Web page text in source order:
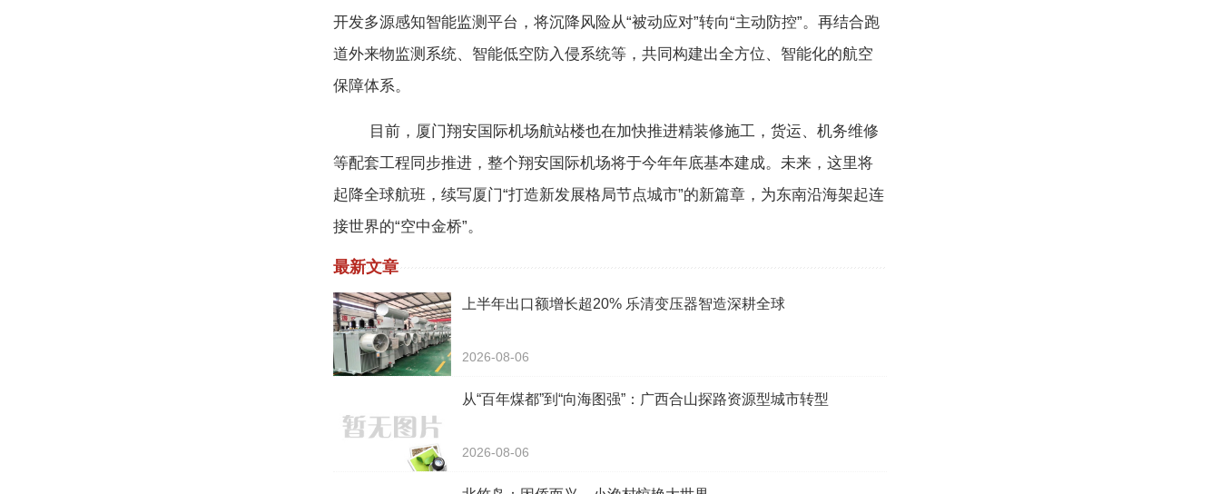
开发多源感知智能监测平台，将沉降风险从“被动应对”转向“主动防控”。再结合跑
道外来物监测系统、智能低空防入侵系统等，共同构建出全方位、智能化的航空
保障体系。
目前，厦门翔安国际机场航站楼也在加快推进精装修施工，货运、机务维修
等配套工程同步推进，整个翔安国际机场将于今年年底基本建成。未来，这里将
起降全球航班，续写厦门“打造新发展格局节点城市”的新篇章，为东南沿海架起连
接世界的“空中金桥”。
最新文章
上半年出口额增长超20% 乐清变压器智造深耕全球
2026-08-06
从“百年煤都”到“向海图强”：广西合山探路资源型城市转型
2026-08-06